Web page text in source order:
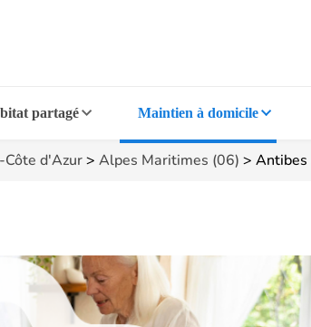
partagé Maintien à domicile
d'Azur> Alpes Maritimes (06) >